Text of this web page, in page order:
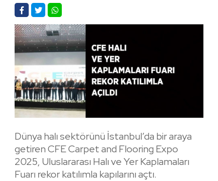
Dünya halı sektörünü İstanbul’da bir araya
getiren CFE Carpet and Flooring Expo
2025, Uluslararası Halı ve Yer Kaplamaları
Fuarı rekor katılımla kapılarını açtı.